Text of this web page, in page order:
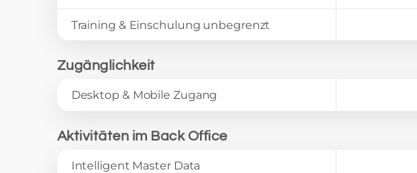
Training & Einschulung unbegrenzt
Zugänglichkeit
Desktop & Mobile Zugang
Aktivitäten im Back Office
Intelligent Master Data